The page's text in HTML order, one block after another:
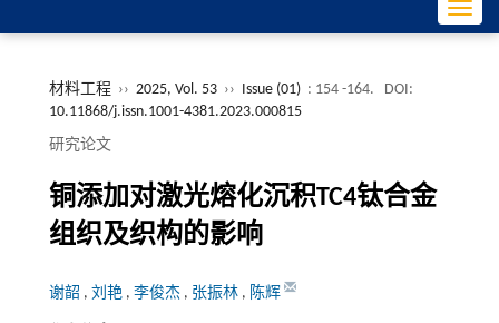
材料工程 ›› 2025, Vol. 53 ›› Issue (01) : 154 -164.
DOI:
10.11868/j.issn.1001-4381.2023.000815
研究论文
铜添加对激光熔化沉积TC4钛合金
组织及织构的影响
谢韶 , 刘艳 , 李俊杰 , 张振林 , 陈辉